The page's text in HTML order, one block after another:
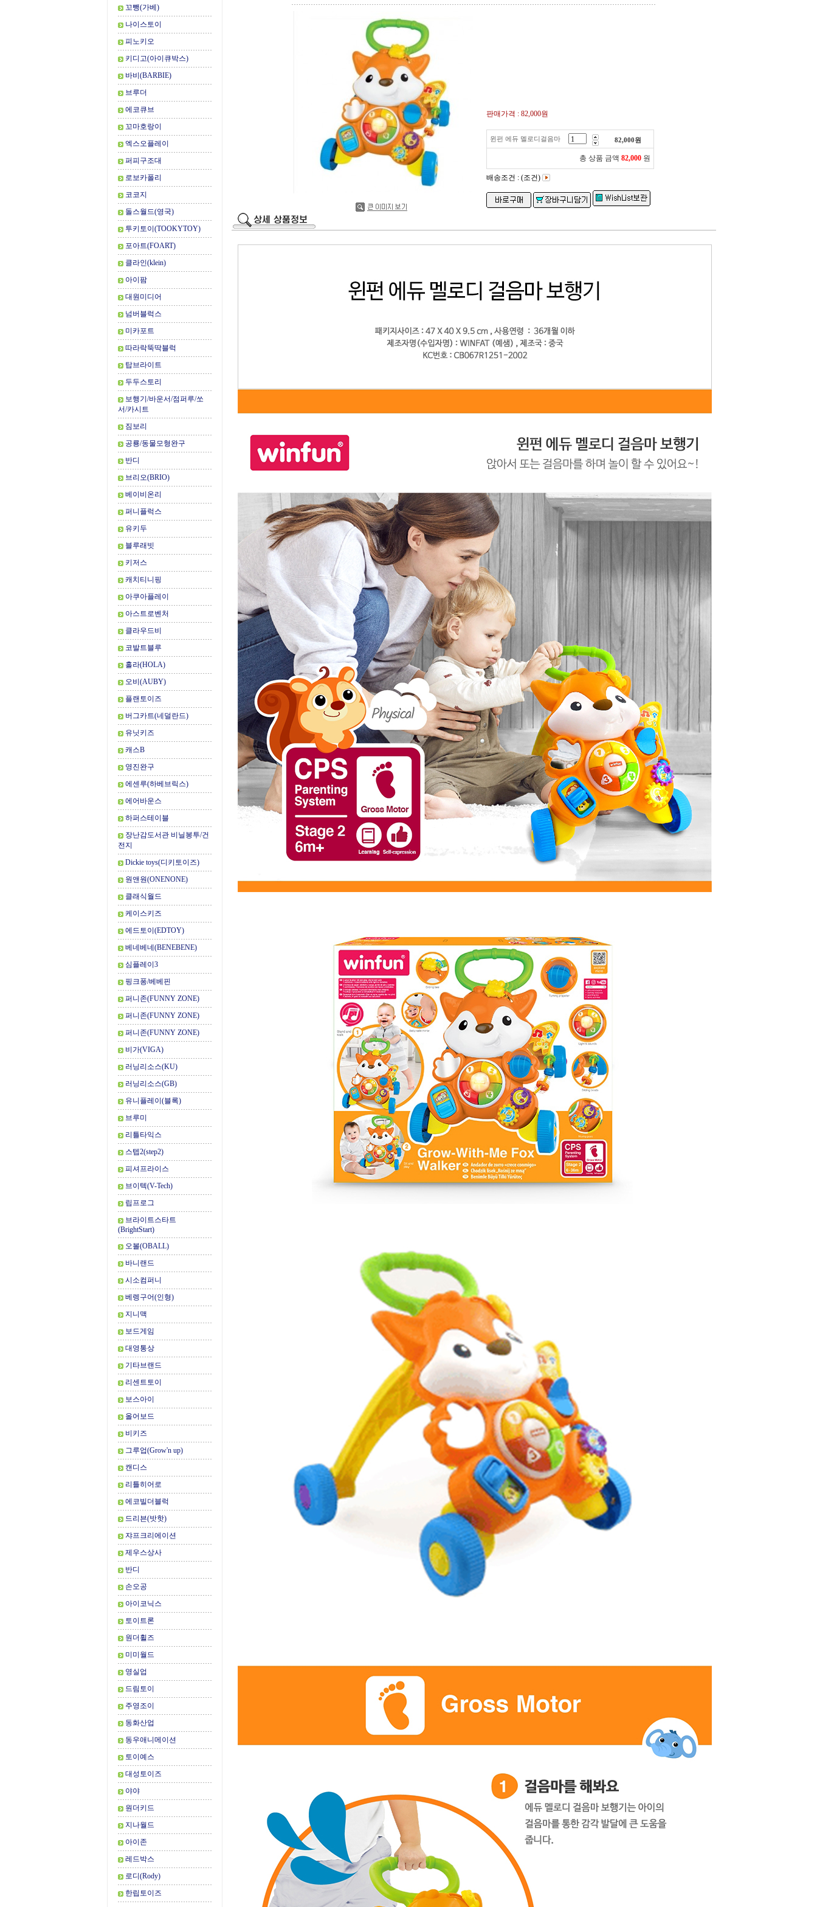
꼬뺑(가베)
나이스토이
피노키오
키디고(아이큐박스)
바비(BARBIE)
브루더
에코큐브
꼬마호랑이
엑스오플레이
퍼피구조대
로보카폴리
코코지
돌스월드(영국)
투키토이(TOOKYTOY)
포아트(FOART)
클라인(klein)
아이팜
대원미디어
넘버블럭스
미카포트
따라락뚝딱블럭
탑브라이트
두두스토리
보행기/바운서/점퍼루/쏘
서/카시트
짐보리
공룡/동물모형완구
반디
브리오(BRIO)
베이비온리
퍼니플럭스
유키두
블루래빗
키저스
캐치티니핑
아쿠아플레이
아스트로벤처
클라우드비
코발트블루
홀라(HOLA)
오비(AUBY)
플랜토이즈
버그카트(네덜란드)
유닛키즈
캐스B
영진완구
에센루(하베브릭스)
에어바운스
하퍼스테이블
장난감도서관 비닐봉투/건
전지
Dickie toys(디키토이즈)
원앤원(ONENONE)
클래식월드
케이스키즈
에드토이(EDTOY)
베네베네(BENEBENE)
심플레이3
핑크퐁/베베핀
퍼니존(FUNNY ZONE)
퍼니존(FUNNY ZONE)
퍼니존(FUNNY ZONE)
비가(VIGA)
러닝리소스(KU)
러닝리소스(GB)
유니플레이(블록)
브루미
리틀타익스
스텝2(step2)
피셔프라이스
브이텍(V-Tech)
립프로그
브라이트스타트
(BrightStart)
오볼(OBALL)
바니랜드
시소컴퍼니
베렝구어(인형)
지니맥
보드게임
대영통상
기타브랜드
리센트토이
보스아이
올어보드
비키즈
그루업(Grow'n up)
캔디스
리틀히어로
에코빌더블럭
드리븐(밧핫)
쟈프크리에이션
제우스상사
반디
손오공
아이코닉스
토이트론
원더휠즈
미미월드
영실업
드림토이
주영조이
동화산업
동우애니메이션
토이예스
대성토이즈
야야
원더키드
지나월드
아이존
레드박스
로디(Rody)
한립토이즈
판매가격 : 82,000원
윈펀 에듀 멜로디걸음마 82,000원
총 상품 금액 82,000 원
배송조건 : (조건)